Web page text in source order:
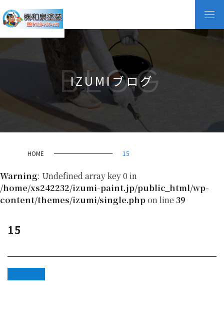
IZUMIブログ
BLOG
HOME 15
Warning: Undefined array key 0 in
/home/xs242232/izumi-paint.jp/public_html/wp-
content/themes/izumi/single.phpon line 39
15